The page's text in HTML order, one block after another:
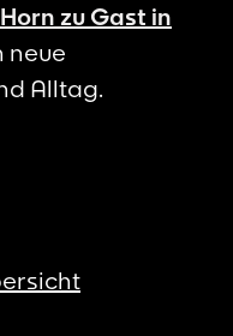
zu Gast in
neue
Alltag.